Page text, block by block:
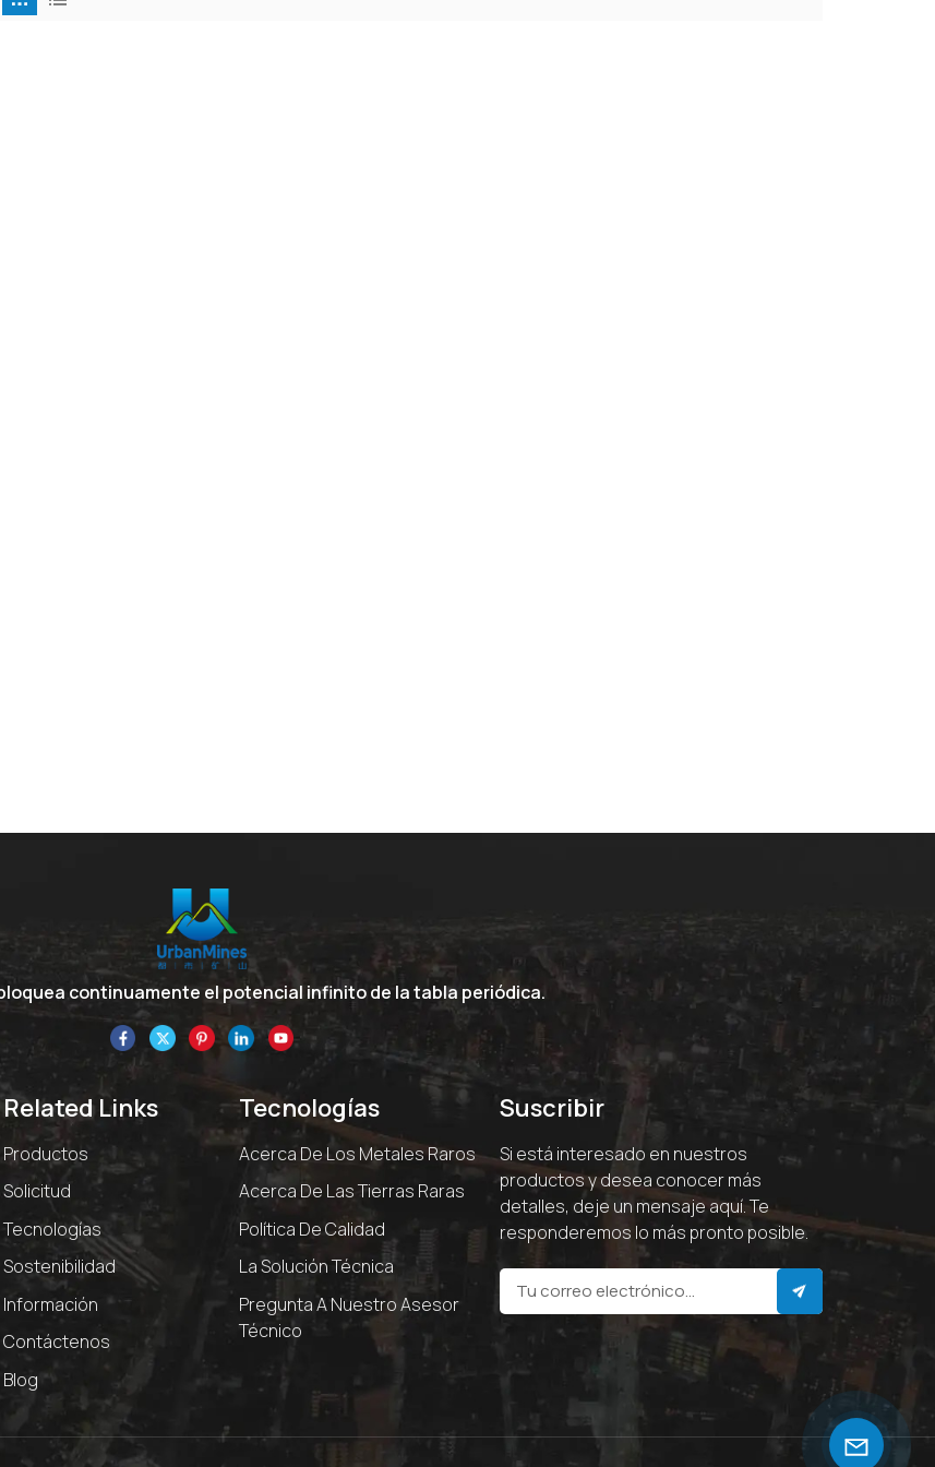
continuamente el potencial infinito de la tabla periódica.
Related Links
Productos
Solicitud
Tecnologías
Sostenibilidad
Información
Contáctenos
Blog
Tecnologías
Acerca De Los Metales Raros
Acerca De Las Tierras Raras
Política De Calidad
La Solución Técnica
Pregunta A Nuestro Asesor
Técnico
Suscribir
Si está interesado en nuestros
productos y desea conocer más
detalles, deje un mensaje aquí. Te
responderemos lo más pronto posible.